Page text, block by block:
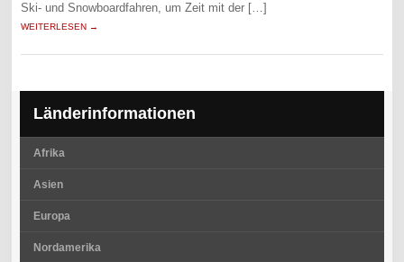
Ski- und Snowboardfahren, um Zeit mit der […]
WEITERLESEN →
Länderinformationen
Afrika
Asien
Europa
Nordamerika